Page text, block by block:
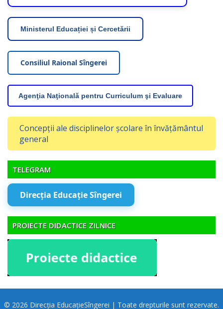
Ministerul Educației și Cercetării
Consiliul Raional Sîngerei
Agenţia Naţională pentru Curriculum şi Evaluare
Concepții ale disciplinelor școlare în învățământul
general
TELEGRAM
Direcția Educație Sîngerei
PROIECTE DIDACTICE ZILNICE
© 2026 Direcția EducațieSîngerei | Toate drepturile sunt rezervate.